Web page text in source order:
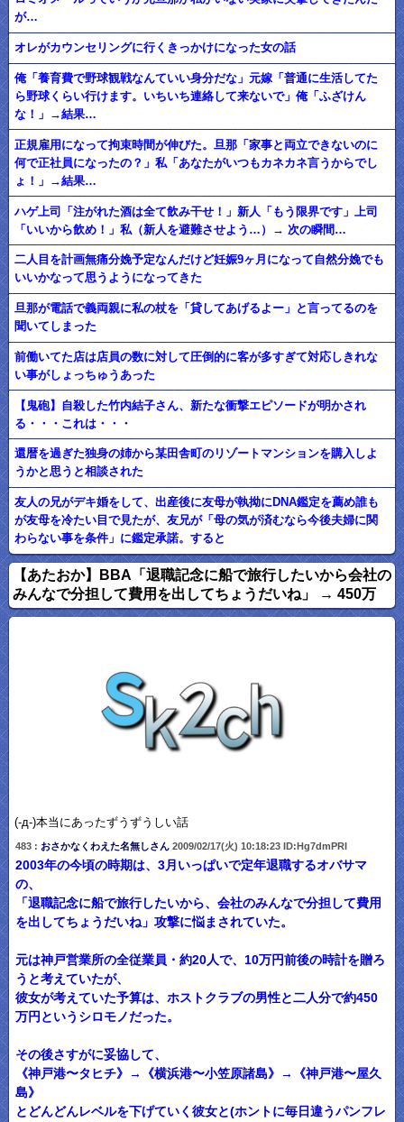
が…
オレがカウンセリングに行くきっかけになった女の話
俺「養育費で野球観戦なんていい身分だな」元嫁「普通に生活してた
ら野球くらい行けます。いちいち連絡して来ないで」俺「ふざけん
な！」→結果…
正規雇用になって拘束時間が伸びた。旦那「家事と両立できないのに
何で正社員になったの？」私「あなたがいつもカネカネ言うからでし
ょ！」→結果…
ハゲ上司「注がれた酒は全て飲み干せ！」新人「もう限界です」上司
「いいから飲め！」私（新人を避難させよう…）→ 次の瞬間…
二人目を計画無痛分娩予定なんだけど妊娠9ヶ月になって自然分娩でも
いいかなって思うようになってきた
旦那が電話で義両親に私の杖を「貸してあげるよー」と言ってるのを
聞いてしまった
前働いてた店は店員の数に対して圧倒的に客が多すぎて対応しきれな
い事がしょっちゅうあった
【鬼砲】自殺した竹内結子さん、新たな衝撃エピソードが明かされ
る・・・これは・・・
還暦を過ぎた独身の姉から某田舎町のリゾートマンションを購入しよ
うかと思うと相談された
友人の兄がデキ婚をして、出産後に友母が執拗にDNA鑑定を薦め誰も
が友母を冷たい目で見たが、友兄が「母の気が済むなら今後夫婦に関
わらない事を条件」に鑑定承諾。すると
【あたおか】BBA「退職記念に船で旅行したいから会社の
みんなで分担して費用を出してちょうだいね」 → 450万
(-д-)本当にあったずうずうしい話
483 : おさかなくわえた名無しさん2009/02/17(火) 10:18:23 ID:Hg7dmPRI
2003年の今頃の時期は、3月いっぱいで定年退職するオバサマ
の、
「退職記念に船で旅行したいから、会社のみんなで分担して費用
を出してちょうだいね」攻撃に悩まされていた。
元は神戸営業所の全従業員・約20人で、10万円前後の時計を贈ろ
うと考えていたが、
彼女が考えていた予算は、ホストクラブの男性と二人分で約450
万円というシロモノだった。
その後さすがに妥協して、
《神戸港〜タヒチ》→《横浜港〜小笠原諸島》→《神戸港〜屋久
島》
とどんどんレベルを下げていく彼女と(ホントに毎日違うパンフレ